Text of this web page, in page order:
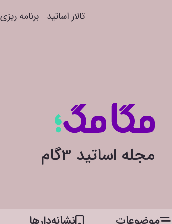
تالار اساتید برنامه ریزی
مجله اساتید 3گام